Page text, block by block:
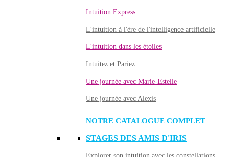
Intuition Express
L'intuition à l'ère de l'intelligence artificielle
L'intuition dans les étoiles
Intuitez et Pariez
Une journée avec Marie-Estelle
Une journée avec Alexis
NOTRE CATALOGUE COMPLET
STAGES DES AMIS D'IRIS